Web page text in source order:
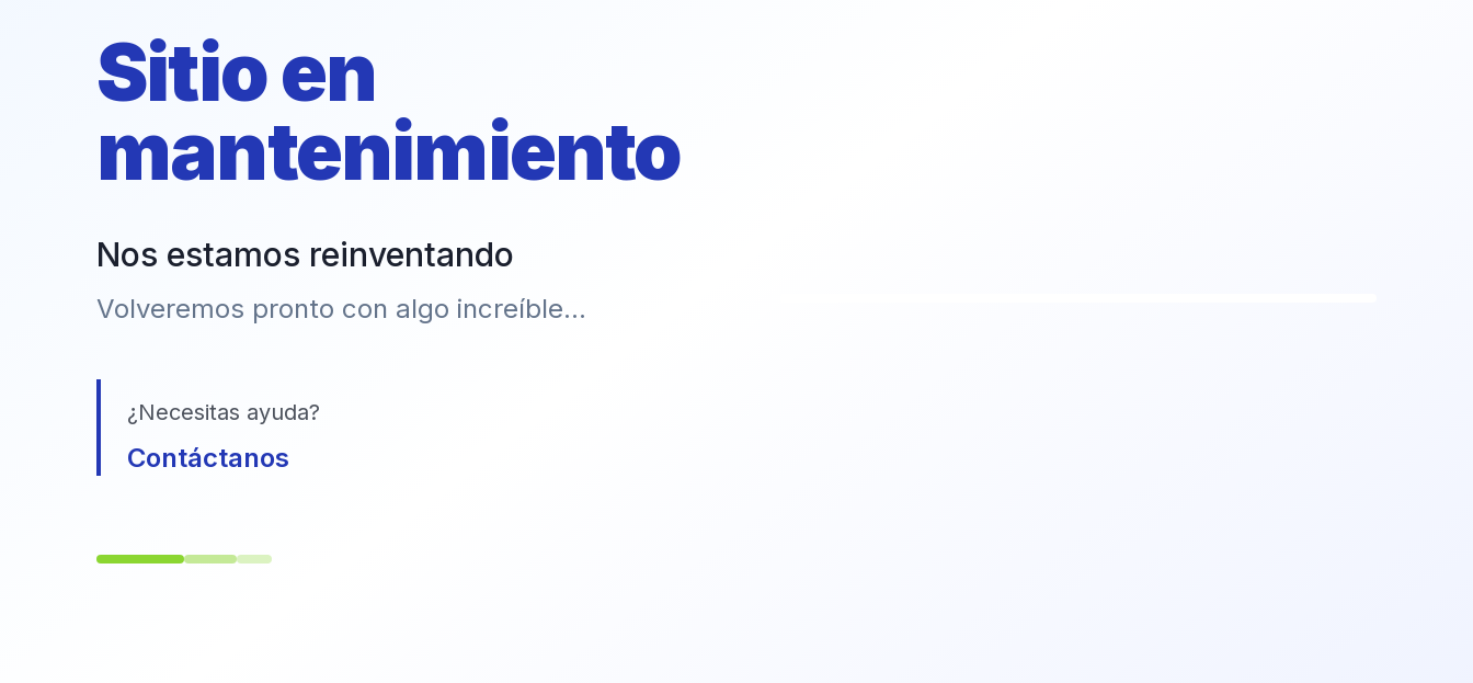
Sitio en
mantenimiento
Nos estamos reinventando
Volveremos pronto con algo increíble...
¿Necesitas ayuda?
Contáctanos